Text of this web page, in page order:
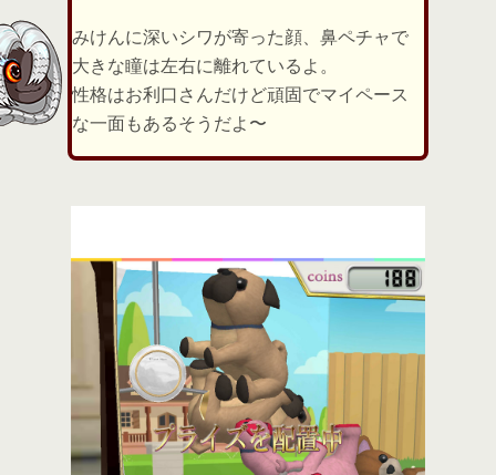
みけんに深いシワが寄った顔、鼻ペチャで
大きな瞳は左右に離れているよ。
性格はお利口さんだけど頑固でマイペース
な一面もあるそうだよ〜